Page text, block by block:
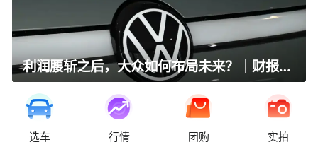
利润腰斩之后，大众如何布局未来？｜财报全视角
选车 行情 团购 实拍